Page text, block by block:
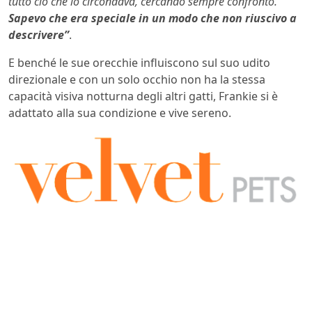
Sapevo che era speciale in un modo che non riuscivo a
descrivere”.
E benché le sue orecchie influiscono sul suo udito
direzionale e con un solo occhio non ha la stessa
capacità visiva notturna degli altri gatti, Frankie si è
adattato alla sua condizione e vive sereno.